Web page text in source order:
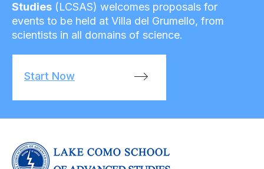
Studies (LCSAS) welcomes proposals for
events to be held at Villa del Grumello, from
scientists in all domains of science.
Start Now